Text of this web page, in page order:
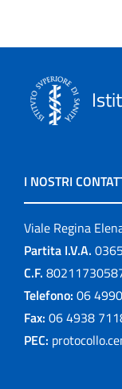
I NOSTRI
Viale Regina
Partita I.V.A.
C.F.
Telefono: 06
Fax: 06 4938
PEC: